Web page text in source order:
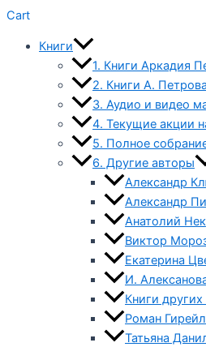
Cart
Книги
1. Книги Аркадия
2. Книги А.
3. Аудио и видео
4. Текущие акции
5. Полное
6. Другие авторы
Александр
Александр
Анатолий
Виктор
Екатерина
И.
Книги
Роман
Татьяна